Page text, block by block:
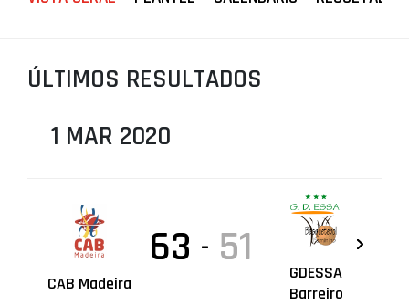
LIGA BETCLIC MASCULINA
LIGA BETCLIC FEMININA
ÚLTIMOS RESULTADOS
1 MAR 2020
CAB Madeira
63 - 51
GDESSA
Barreiro